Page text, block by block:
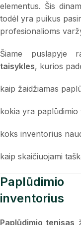
elementus. Šis
todėl yra puikus
profesionalioms
Šiame puslapyje
taisykles, kurios
kaip žaidžiamas
kokia yra paplūdimio
koks inventorius
kaip skaičiuojami
inventorius
Paplūdimio tenisas